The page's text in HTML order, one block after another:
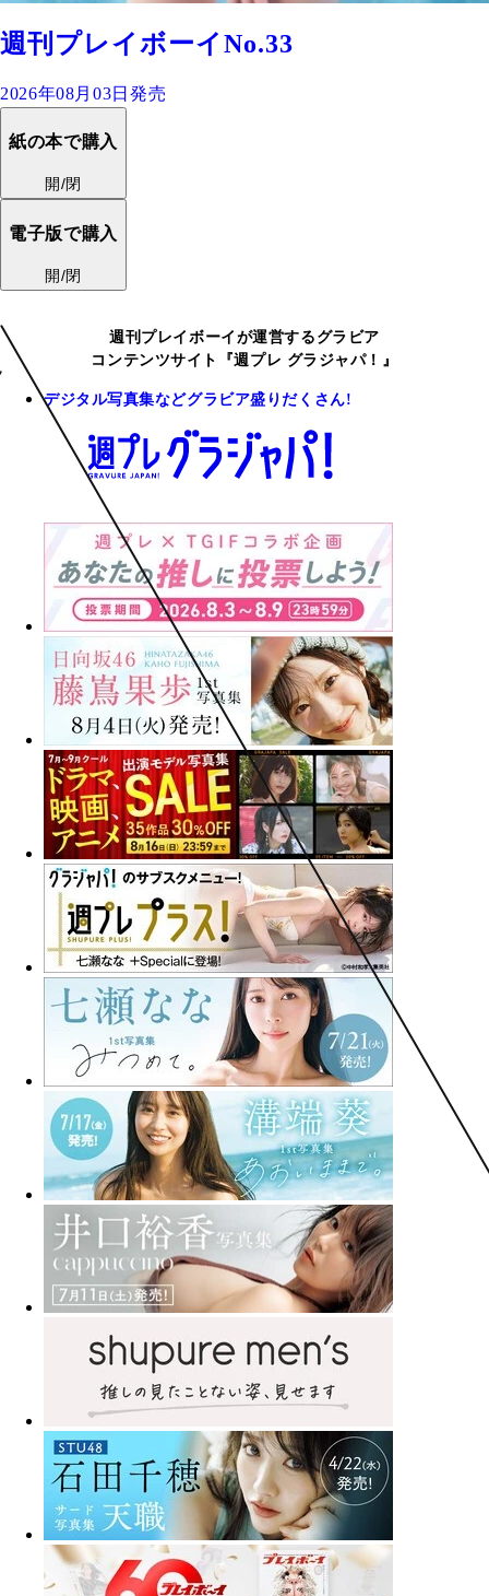
週刊プレイボーイNo.33
2026年08月03日発売
紙の本で購入
開/閉
電子版で購入
開/閉
週刊プレイボーイが運営するグラビア
コンテンツサイト『週プレ グラジャパ！』
デジタル写真集などグラビア盛りだくさん!